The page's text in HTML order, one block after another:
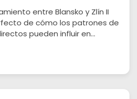
entre Blansko y Zlín II
de cómo los patrones de
pueden influir en...